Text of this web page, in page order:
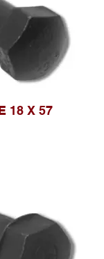
18 X 57